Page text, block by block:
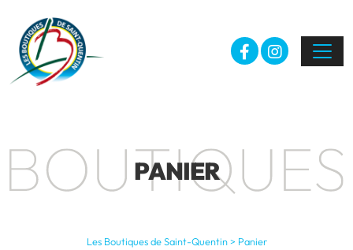
PANIER
Les Boutiques de Saint-Quentin> Panier